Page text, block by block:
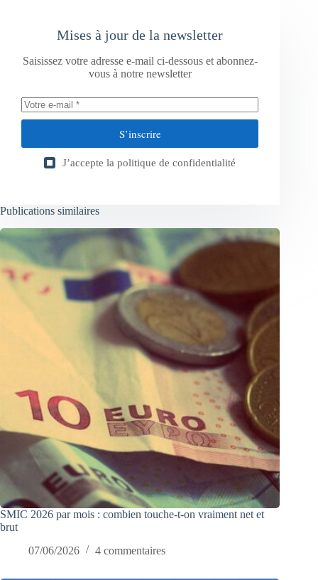
Mises à jour de la newsletter
Saisissez votre adresse e-mail ci-dessous et abonnez-
vous à notre newsletter
S’inscrire
J’accepte la politique de confidentialité
Publications similaires
SMIC 2026 par mois : combien touche-t-on vraiment net et
brut
07/06/2026
4 commentaires